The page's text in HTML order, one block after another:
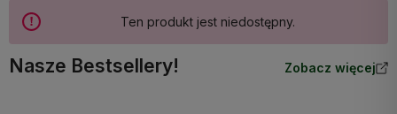
Ten produkt jest niedostępny.
Nasze Bestsellery! Zobacz więcej